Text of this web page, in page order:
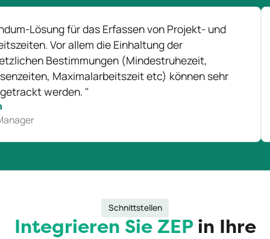
für das Erfassen von Projekt- und
Vor allem die Einhaltung der
Bestimmungen (Mindestruhezeit,
Maximalarbeitszeit etc) können sehr
werden. "
Schnittstellen
Integrieren Sie ZEPin Ihre